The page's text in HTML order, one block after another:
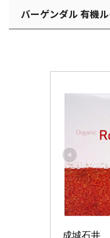
バーゲンダル 有機
成城石井